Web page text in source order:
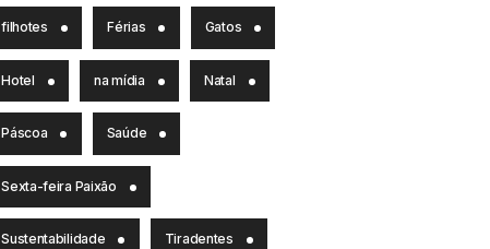
filhotes Férias Gatos
Hotel na mídia Natal
Páscoa Saúde
Sexta-feira Paixão
Sustentabilidade Tiradentes